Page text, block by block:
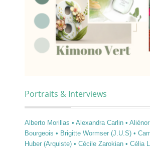
Portraits & Interviews
Alberto Morillas • Alexandra Carlin •
Bourgeois • Brigitte Wormser (J.U.S) •
Huber (Arquiste) • Cécile Zarokian • Célia